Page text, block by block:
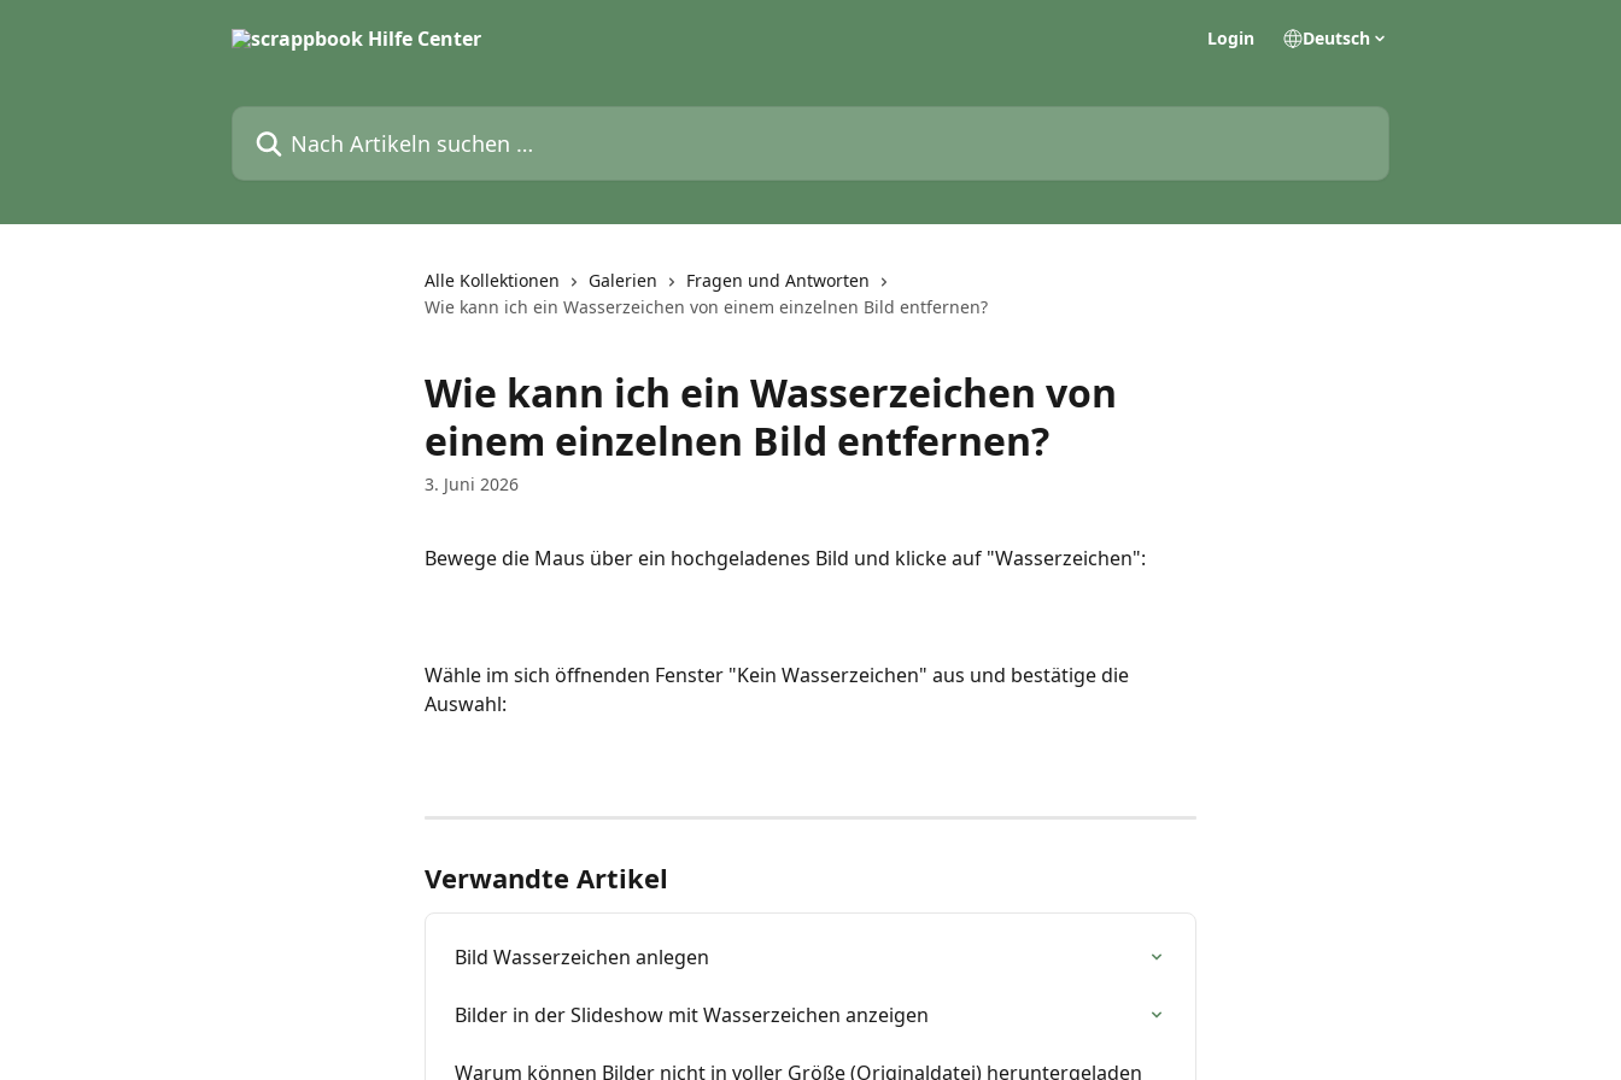
Login Deutsch
Nach Artikeln suchen …
Alle Kollektionen Galerien
Fragen und Antworten
Wie kann ich ein Wasserzeichen von einem einzelnen Bild entfernen?
Wie kann ich ein Wasserzeichen von
einem einzelnen Bild entfernen?
3. Juni 2026
Bewege die Maus über ein hochgeladenes Bild und klicke auf "Wasserzeichen":
Wähle im sich öffnenden Fenster "Kein Wasserzeichen" aus und bestätige die
Auswahl:
Verwandte Artikel
Bild Wasserzeichen anlegen
Bilder in der Slideshow mit Wasserzeichen anzeigen
Warum können Bilder nicht in voller Größe (Originaldatei) heruntergeladen